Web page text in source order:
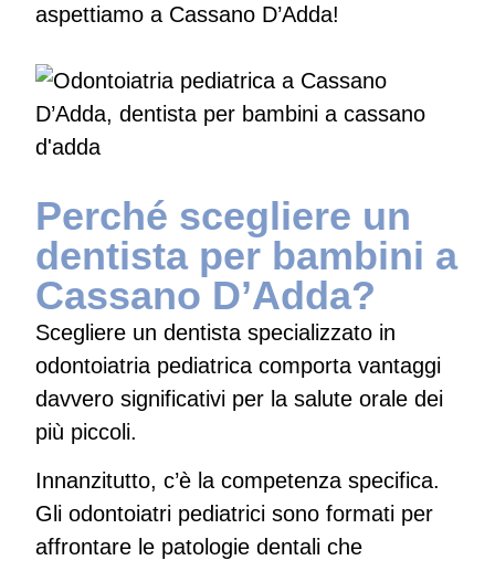
aspettiamo a Cassano D’Adda!
Perché scegliere un
dentista per bambini a
Cassano D’Adda?
Scegliere un dentista specializzato in
odontoiatria pediatrica comporta vantaggi
davvero significativi per la salute orale dei
più piccoli.
Innanzitutto, c’è la competenza specifica.
Gli odontoiatri pediatrici sono formati per
affrontare le patologie dentali che